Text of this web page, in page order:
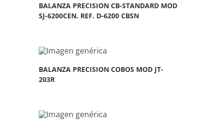
BALANZA PRECISION CB-STANDARD MOD
SJ-6200CEN. REF. D-6200 CBSN
BALANZA PRECISION COBOS MOD JT-
203R